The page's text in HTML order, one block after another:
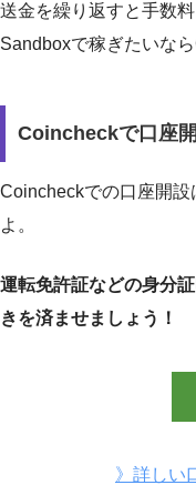
送金を繰り返すと手数
Sandboxで稼ぎたいな
Coincheckで口座
Coincheckでの口座開
よ。
運転免許証などの身分
きを済ませましょう！
》詳しい